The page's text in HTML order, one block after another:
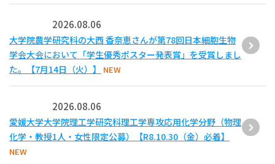
2026.08.06
大学院農学研究科の大西 香奈恵さんが第78回日本細胞生物
学会大会において「学生優秀ポスター発表賞」を受賞しまし
た。【7月14日（火）】
NEW
2026.08.06
愛媛大学大学院理工学研究科理工学専攻応用化学分野（物理
化学・教授1人・女性限定公募）【R8.10.30（金）必着】
NEW